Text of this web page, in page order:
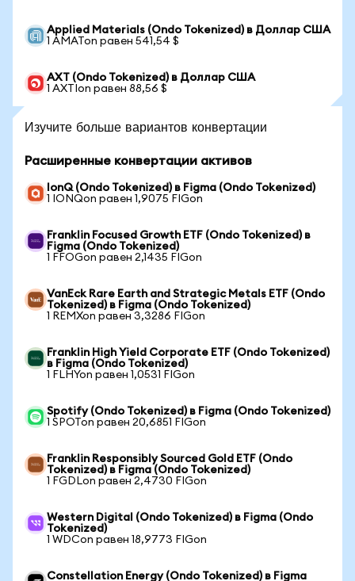
Applied Materials (Ondo Tokenized) в Доллар США
1 AMATon равен 541,54 $
AXT (Ondo Tokenized) в Доллар США
1 AXTIon равен 88,56 $
Изучите больше вариантов конвертации
Расширенные конвертации активов
IonQ (Ondo Tokenized) в Figma (Ondo Tokenized)
1 IONQon равен 1,9075 FIGon
Franklin Focused Growth ETF (Ondo Tokenized) в
Figma (Ondo Tokenized)
1 FFOGon равен 2,1435 FIGon
VanEck Rare Earth and Strategic Metals ETF (Ondo
Tokenized) в Figma (Ondo Tokenized)
1 REMXon равен 3,3286 FIGon
Franklin High Yield Corporate ETF (Ondo Tokenized)
в Figma (Ondo Tokenized)
1 FLHYon равен 1,0531 FIGon
Spotify (Ondo Tokenized) в Figma (Ondo Tokenized)
1 SPOTon равен 20,6851 FIGon
Franklin Responsibly Sourced Gold ETF (Ondo
Tokenized) в Figma (Ondo Tokenized)
1 FGDLon равен 2,4730 FIGon
Western Digital (Ondo Tokenized) в Figma (Ondo
Tokenized)
1 WDCon равен 18,9773 FIGon
Constellation Energy (Ondo Tokenized) в Figma